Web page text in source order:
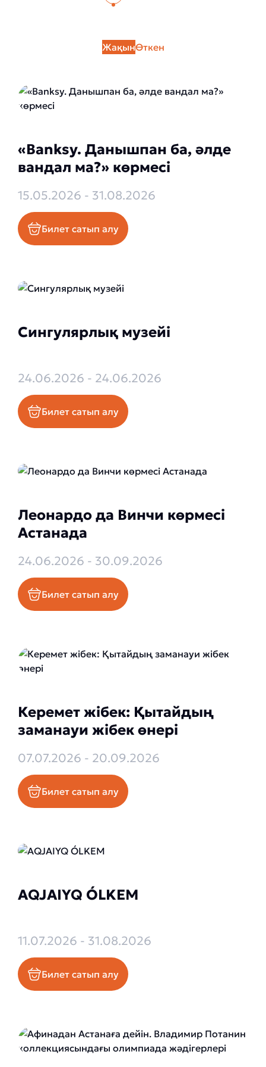
ЖақынӨткен
«Banksy. Данышпан ба, әлде
вандал ма?» көрмесі
15.05.2026 - 31.08.2026
Билет сатып алу
Сингулярлық музейі
24.06.2026 - 24.06.2026
Билет сатып алу
Леонардо да Винчи көрмесі
Астанада
24.06.2026 - 30.09.2026
Билет сатып алу
Керемет жібек: Қытайдың
заманауи жібек өнері
07.07.2026 - 20.09.2026
Билет сатып алу
AQJAIYQ ÓLKEM
11.07.2026 - 31.08.2026
Билет сатып алу